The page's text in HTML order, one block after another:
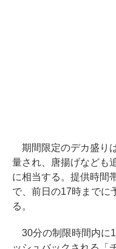
期間限定のデカ盛り
量され、唐揚げなども
に相当する。提供時間
で、前日の17時までに
る。
30分の制限時間内に